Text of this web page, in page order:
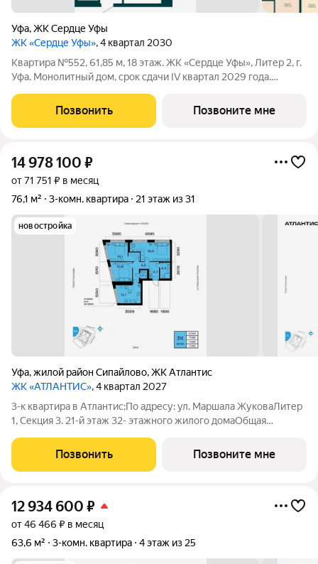
Уфа,ЖК Сердце Уфы
ЖК «Сердце Уфы», 4 квартал 2030
Квартира №552, 61,85 м, 18 этаж. ЖК «Сердце Уфы», Литер 2, г.
Уфа. Монолитный дом, срок сдачи IV квартал 2029 года.
доступность. Возможна ипотека и рассрочка. Застройщик СУ-1.
Отделка получистовая.
Позвонить Позвоните мне
14 978 100 ₽
от 71 751 ₽ в месяц
76,1 м²
3-комн. квартира 21 этаж из 31
новостройка
Уфа,жилой район Сипайлово,ЖК Атлантис
ЖК «АТЛАНТИС», 4 квартал 2027
3-к квартира в Атлантис;По адресу: ул. Маршала ЖуковаЛитер
1, Секция 3. 21-й этаж 32- этажного жилого домаОбщая
Трест".Срок окончания строительства: 4 квартал 2027
года.Квартира с свободной
Позвонить Позвоните мне
12 934 600 ₽
от 46 466 ₽ в месяц
63,6 м²
3-комн. квартира 4 этаж из 25